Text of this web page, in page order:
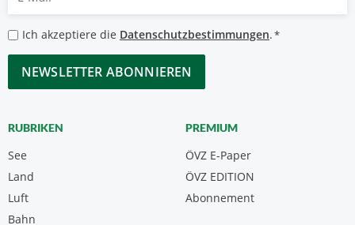
Mail
*
Datenschutzbestimmungen
*
Ich akzeptiere die Datenschutzbestimmungen.*
CAPTCHA
RUBRIKEN
See
Land
Luft
Bahn
PREMIUM
ÖVZ E-Paper
Abonnement
ÖVZ EDITION